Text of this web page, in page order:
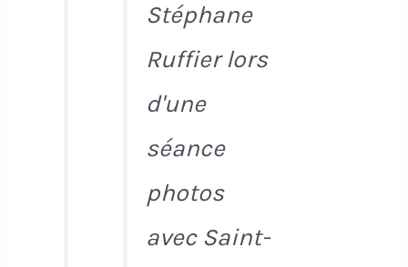
Stéphane
Ruffier lors
d'une
séance
photos
avec Saint-